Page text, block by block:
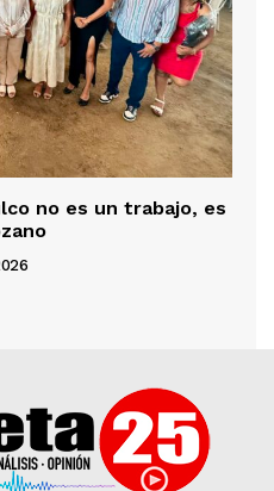
no es un trabajo, es